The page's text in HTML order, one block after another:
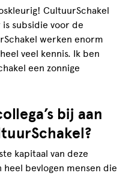
CultuurSchakel
is subsidie voor de
werken enorm
veel kennis. Ik ben
een zonnige
bij aan
kapitaal van deze
heel bevlogen mensen die